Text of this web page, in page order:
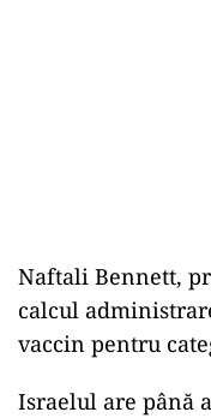
Naftali Bennett,
calcul
vaccin pentru
Israelul are până